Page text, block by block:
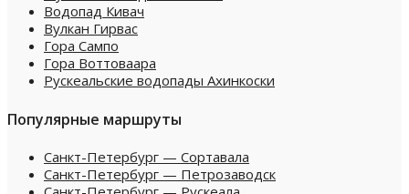
Водопад Кивач
Вулкан Гирвас
Гора Сампо
Гора Воттоваара
Рускеальские водопады Ахинкоски
Популярные маршруты
Санкт-Петербург — Сортавала
Санкт-Петербург — Петрозаводск